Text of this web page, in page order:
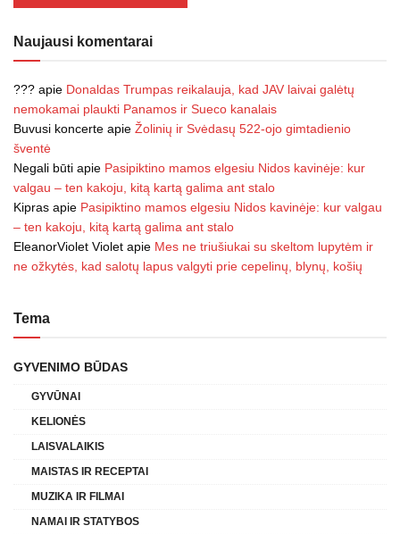
Naujausi komentarai
??? apie Donaldas Trumpas reikalauja, kad JAV laivai galėtų
nemokamai plaukti Panamos ir Sueco kanalais
Buvusi koncerte apie Žolinių ir Svėdasų 522-ojo gimtadienio
šventė
Negali būti apie Pasipiktino mamos elgesiu Nidos kavinėje: kur
valgau – ten kakoju, kitą kartą galima ant stalo
Kipras apie Pasipiktino mamos elgesiu Nidos kavinėje: kur valgau
– ten kakoju, kitą kartą galima ant stalo
EleanorViolet Violet apie Mes ne triušiukai su skeltom lupytėm ir
ne ožkytės, kad salotų lapus valgyti prie cepelinų, blynų, košių
Tema
GYVENIMO BŪDAS
GYVŪNAI
KELIONĖS
LAISVALAIKIS
MAISTAS IR RECEPTAI
MUZIKA IR FILMAI
NAMAI IR STATYBOS